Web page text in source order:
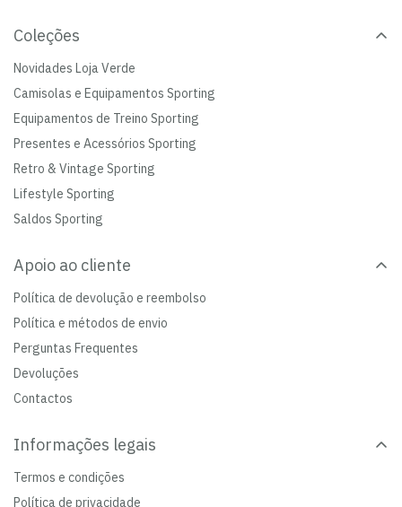
Coleções
Novidades Loja Verde
Camisolas e Equipamentos Sporting
Equipamentos de Treino Sporting
Presentes e Acessórios Sporting
Retro & Vintage Sporting
Lifestyle Sporting
Saldos Sporting
Apoio ao cliente
Política de devolução e reembolso
Política e métodos de envio
Perguntas Frequentes
Devoluções
Contactos
Informações legais
Termos e condições
Política de privacidade